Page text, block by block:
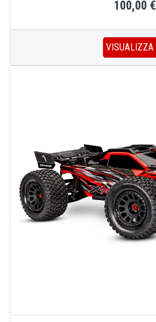
100,00 €
VISUALIZZA